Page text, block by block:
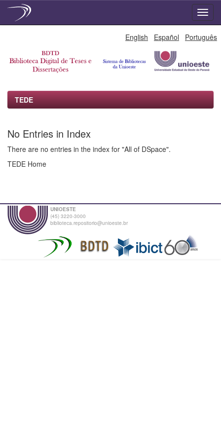
English Español Português
TEDE
No Entries in Index
There are no entries in the index for "All of DSpace".
TEDE Home
UNIOESTE
(45) 3220-3000
biblioteca.repositorio@unioeste.br